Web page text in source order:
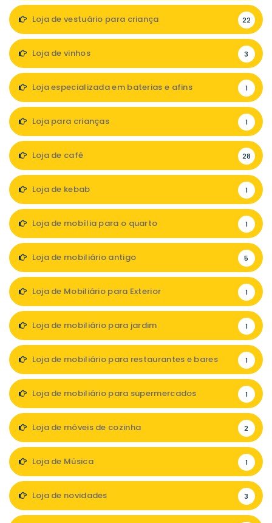
Loja de vestuário para criança 22
Loja de vinhos 3
Loja especializada em baterias e afins 1
Loja para crianças 1
Loja de café 28
Loja de kebab 1
Loja de mobília para o quarto 1
Loja de mobiliário antigo 5
Loja de Mobiliário para Exterior 1
Loja de mobiliário para jardim 1
Loja de mobiliário para restaurantes e bares 1
Loja de mobiliário para supermercados 1
Loja de móveis de cozinha 2
Loja de Música 1
Loja de novidades 3